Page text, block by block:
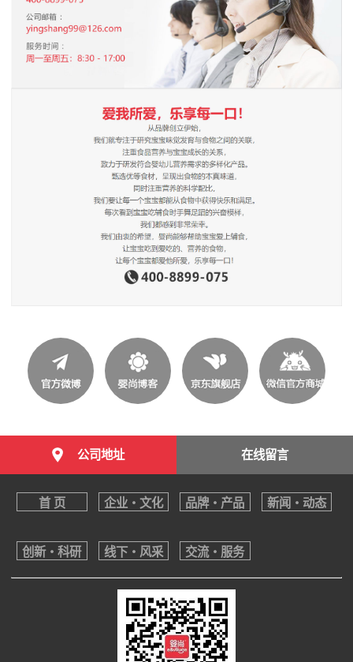
公司地址 在线留言
首 页 企业・文化 品牌・产品 新闻・动态
创新・科研 线下・风采 交流・服务